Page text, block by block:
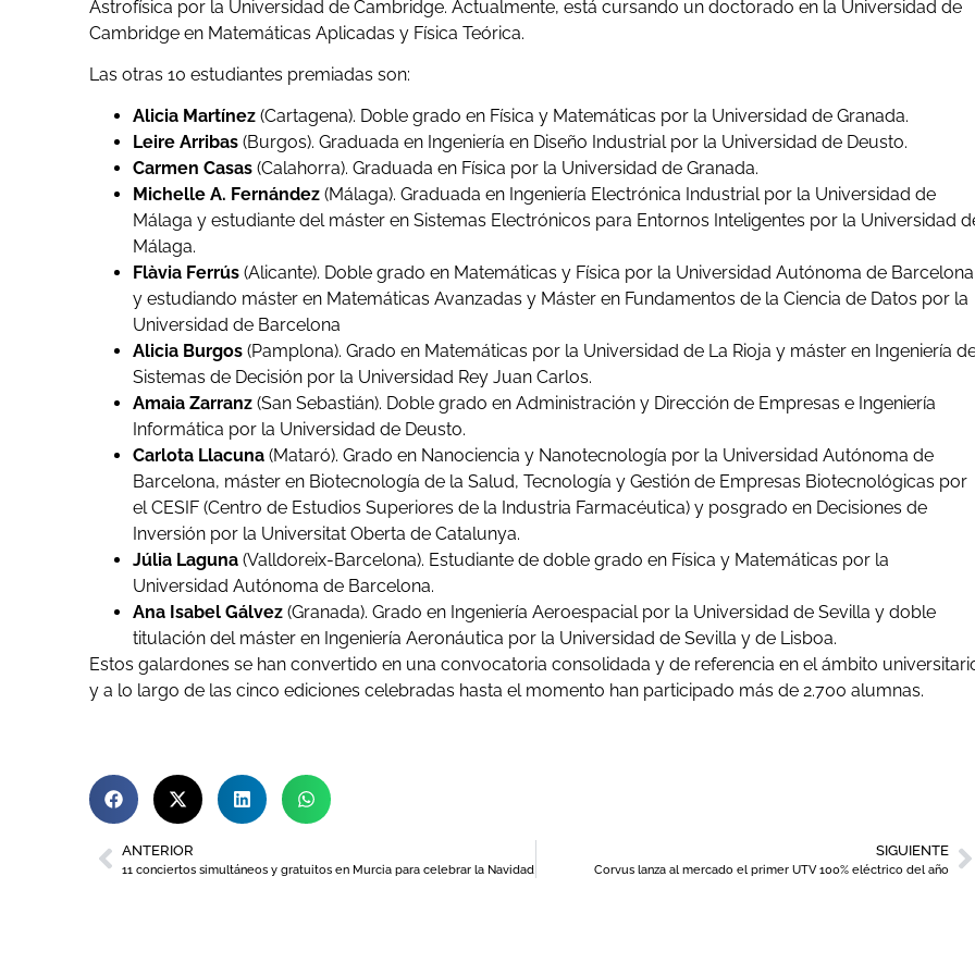
Astrofísica por la Universidad de Cambridge. Actualmente, está cursando un doctorado en la Universidad de
Cambridge en Matemáticas Aplicadas y Física Teórica.
Las otras 10 estudiantes premiadas son:
Alicia Martínez (Cartagena). Doble grado en Física y Matemáticas por la Universidad de Granada.
Leire Arribas (Burgos). Graduada en Ingeniería en Diseño Industrial por la Universidad de Deusto.
Carmen Casas (Calahorra). Graduada en Física por la Universidad de Granada.
Michelle A. Fernández (Málaga). Graduada en Ingeniería Electrónica Industrial por la Universidad de
Málaga y estudiante del máster en Sistemas Electrónicos para Entornos Inteligentes por la Universidad
Málaga.
Flàvia Ferrús (Alicante). Doble grado en Matemáticas y Física por la Universidad Autónoma de Barcelona
y estudiando máster en Matemáticas Avanzadas y Máster en Fundamentos de la Ciencia de Datos por la
Universidad de Barcelona
Alicia Burgos (Pamplona). Grado en Matemáticas por la Universidad de La Rioja y máster en Ingeniería
Sistemas de Decisión por la Universidad Rey Juan Carlos.
Amaia Zarranz (San Sebastián). Doble grado en Administración y Dirección de Empresas e Ingeniería
Informática por la Universidad de Deusto.
Carlota Llacuna (Mataró). Grado en Nanociencia y Nanotecnología por la Universidad Autónoma de
Barcelona, máster en Biotecnología de la Salud, Tecnología y Gestión de Empresas Biotecnológicas por
el CESIF (Centro de Estudios Superiores de la Industria Farmacéutica) y posgrado en Decisiones de
Inversión por la Universitat Oberta de Catalunya.
Júlia Laguna (Valldoreix-Barcelona). Estudiante de doble grado en Física y Matemáticas por la
Universidad Autónoma de Barcelona.
Ana Isabel Gálvez (Granada). Grado en Ingeniería Aeroespacial por la Universidad de Sevilla y doble
titulación del máster en Ingeniería Aeronáutica por la Universidad de Sevilla y de Lisboa.
Estos galardones se han convertido en una convocatoria consolidada y de referencia en el ámbito
y a lo largo de las cinco ediciones celebradas hasta el momento han participado más de 2.700 alumnas.
ANTERIOR
11 conciertos simultáneos y gratuitos en Murcia para celebrar la Navidad
SIGUIENTE
Corvus lanza al mercado el primer UTV 100% eléctrico del año